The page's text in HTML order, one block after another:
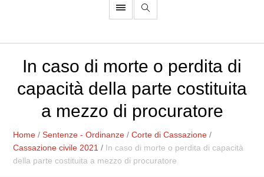
In caso di morte o perdita di
capacità della parte costituita
a mezzo di procuratore
Home /Sentenze - Ordinanze /Corte di Cassazione /
Cassazione civile 2021 / In caso di morte o perdita di capacità
della parte costituita a mezzo di procuratore